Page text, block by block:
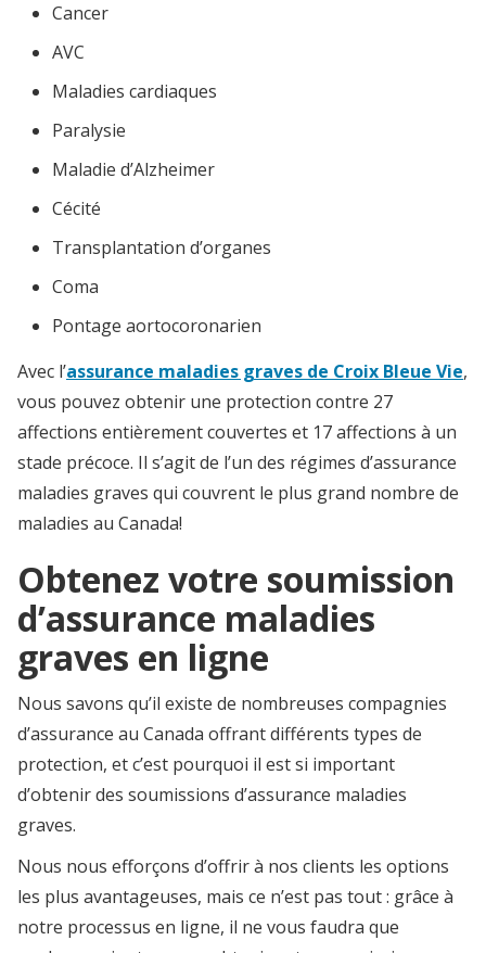
Cancer
AVC
Maladies cardiaques
Paralysie
Maladie d’Alzheimer
Cécité
Transplantation d’organes
Coma
Pontage aortocoronarien
Avec l’assurance maladies graves de Croix Bleue Vie,
vous pouvez obtenir une protection contre 27
affections entièrement couvertes et 17 affections à un
stade précoce. Il s’agit de l’un des régimes d’assurance
maladies graves qui couvrent le plus grand nombre de
maladies au Canada!
Obtenez votre soumission
d’assurance maladies
graves en ligne
Nous savons qu’il existe de nombreuses compagnies
d’assurance au Canada offrant différents types de
protection, et c’est pourquoi il est si important
d’obtenir des soumissions d’assurance maladies
graves.
Nous nous efforçons d’offrir à nos clients les options
les plus avantageuses, mais ce n’est pas tout : grâce à
notre processus en ligne, il ne vous faudra que